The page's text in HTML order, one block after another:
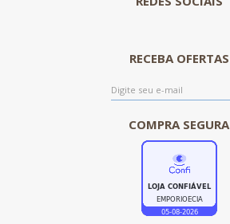
RECEBA OFERTAS
COMPRA SEGURA